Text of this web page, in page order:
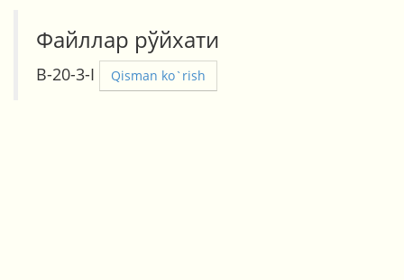
Файллар рўйхати
В-20-3-I Qisman ko`rish